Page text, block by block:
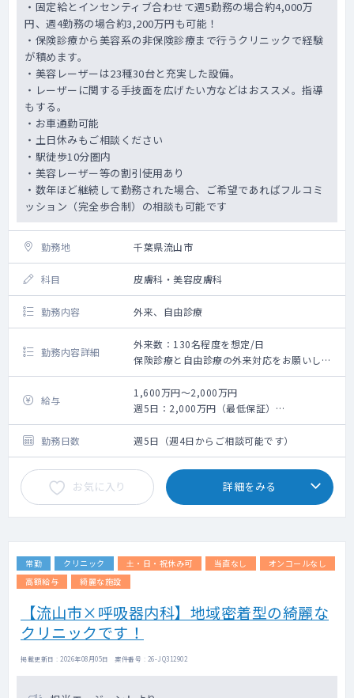
・固定給とインセンティブ合わせて週5勤務の場合約4,000万
円、週4勤務の場合約3,200万円も可能！
・保険診療から美容系の非保険診療まで行うクリニックで経験
が積めます。
・美容レーザーは23種30台と充実した設備。
・レーザーに関する手技面を広げたい方などはおススメ。指導
もする。
・お車通勤可能
・土日休みもご相談ください
・駅徒歩10分圏内
・美容レーザー等の割引使用あり
・数年ほど継続して勤務された場合、ご希望であればフルコミ
ッション（完全歩合制）の相談も可能です
勤務地 千葉県流山市
科目 皮膚科・美容皮膚科
勤務内容 外来、自由診療
勤務内容詳細
外来数：130名程度を想定/日
保険診療と自由診療の外来対応をお願いしま
す。
美容については施術メニューが豊富なため、
手技面を広げたい方にお勧めです。（レーザ
ーは23種30台程度の設置予定）
開院当初は1診体制の可能性があります。
給与
1,600万円～2,000万円
週5日：2,000万円（最低保証）
週4日：1,600万円（最低保証）
固定給制となります。経験やスキルに応じて
決定します。
医師の業績（保険・自費含めて）に順じてイ
ンセンティブも支給いたします。固定給とイ
ンセンティブ合わせて週5勤務の場合約4,000
万円、週4勤務の場合約3,200万円も可能
勤務日数 週5日（週4日からご相談可能です）
お気に入り 詳細をみる
常勤 クリニック 土・日・祝休み可 当直なし
オンコールなし
高額給与
綺麗な施設
【流山市×呼吸器内科】地域密着型の綺麗な
クリニックです！
掲載更新日 : 2026年08月05日 案件番号 : 26-JQ312902